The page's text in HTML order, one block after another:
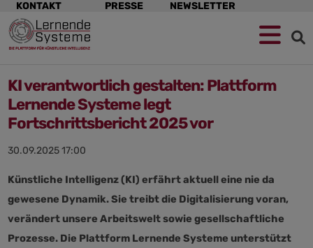
Navigation
überspringen
KONTAKT PRESSE NEWSLETTER
KI verantwortlich gestalten: Plattform
Lernende Systeme legt
Fortschrittsbericht 2025 vor
30.09.2025 17:00
Künstliche Intelligenz (KI) erfährt aktuell eine nie da
gewesene Dynamik. Sie treibt die Digitalisierung voran,
verändert unsere Arbeitswelt sowie gesellschaftliche
Prozesse. Die Plattform Lernende Systeme unterstützt